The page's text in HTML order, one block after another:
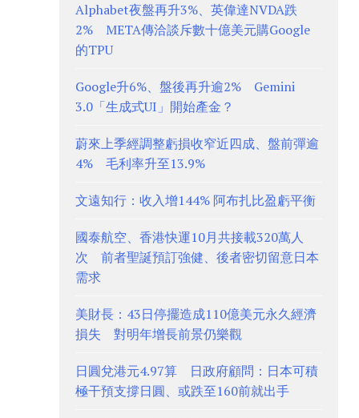
Alphabet夜盤再升3%、英偉達NVDA跌
2% META傳洽談斥數十億美元購Google
的TPU
Google升6%、盤後再升逾2% Gemini
3.0「生成式UI」開始產金？
蔚來上季經調整虧損收窄近四成、盤前彈逾
4% 毛利率升至13.9%
文遠知行：收入增144% 阿布扎比盈虧平衡
國泰航空、香港快運10月共接載320萬人
次 前者聖誕預訂強健、後者密切留意日本
需求
美財長：43日停擺造成110億美元永久經濟
損失 對明年增長前景仍樂觀
日圓兌港元4.97算 日政府顧問：日本可積
極干預支撐日圓、或跌至160前就出手